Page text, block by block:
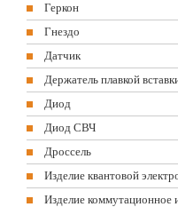
Геркон
Гнездо
Датчик
Держатель плавкой
Диод
Диод СВЧ
Дроссель
Изделие квантовой
Изделие коммутационное